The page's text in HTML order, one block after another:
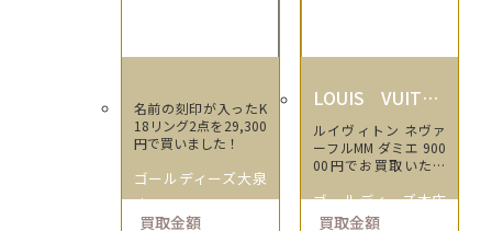
名前の刻印が入ったK
18リング2点を29,300
円で買いました！
ゴールディーズ大泉
店
買取金額
LOUIS VUITTO
N
ルイヴィトン ネヴァ
ーフルMM ダミエ 900
00円でお買取いたし
ゴールディーズ本庄
店
買取金額